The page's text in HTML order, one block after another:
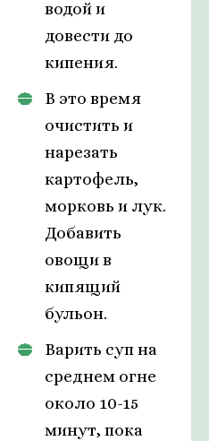
водой и
довести до
кипения.
В это время
очистить и
нарезать
картофель,
морковь и лук.
Добавить
овощи в
кипящий
бульон.
Варить суп на
среднем огне
около 10-15
минут, пока